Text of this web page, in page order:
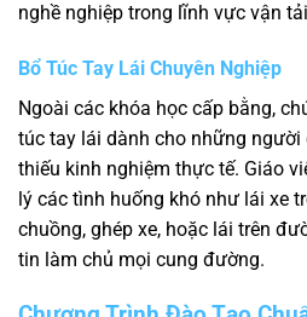
nghề nghiệp trong lĩnh vực vận
Bổ Túc Tay Lái Chuyên Nghiệp
Ngoài các khóa học cấp bằng,
túc tay lái dành cho những
thiếu kinh nghiệm thực tế. Giáo
lý các tình huống khó như lái xe
chuồng, ghép xe, hoặc lái trên
tin làm chủ mọi cung đường.